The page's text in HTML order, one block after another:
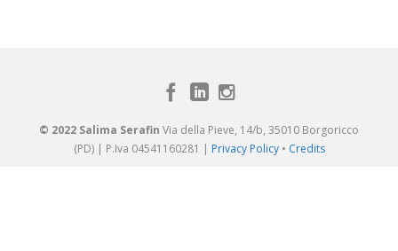
© 2022 Salima Serafin Via della Pieve, 14/b, 35010 Borgoricco
(PD) | P.Iva 04541160281 | Privacy Policy• Credits